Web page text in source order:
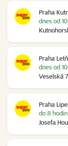
Praha
dnes od
Praha
Veselská
dnes od
Praha
Josefa
do 8 hodin